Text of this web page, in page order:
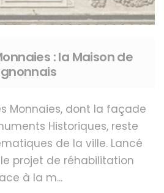
: la Maison de
Monnaies, dont la façade
Historiques, reste
de la ville. Lancé
projet de réhabilitation
à la m...